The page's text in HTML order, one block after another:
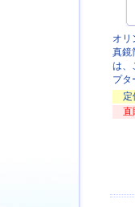
オリ
真鏡
は、
プタ
直